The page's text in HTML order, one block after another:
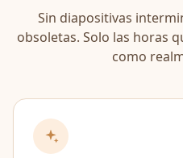
Sin diapositivas
obsoletas. Solo las horas
como